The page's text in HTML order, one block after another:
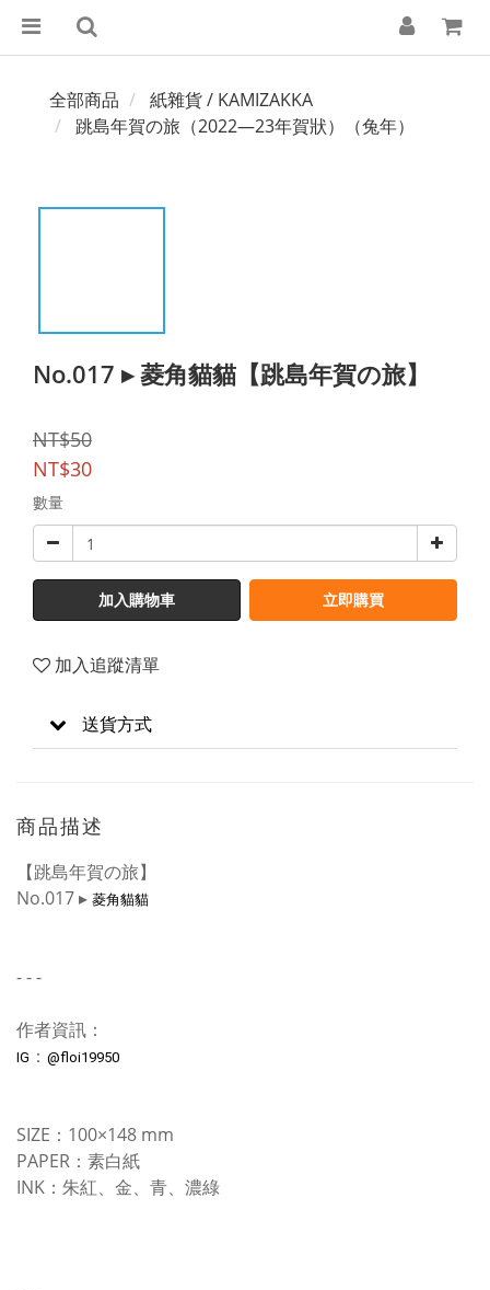
全部商品
紙雜貨 / KAMIZAKKA
跳島年賀の旅（2022—23年賀狀）（兔年）
No.017 ▸ 菱角貓貓【跳島年賀の旅】
NT$50
NT$30
數量
加入購物車 立即購買
加入追蹤清單
送貨方式
商品描述
【跳島年賀の旅】
No.017 ▸ 菱角貓貓
- - -
作者資訊：
IG ： @floi19950
SIZE：100×148 mm
PAPER：素白紙
INK：朱紅、金、青、濃綠